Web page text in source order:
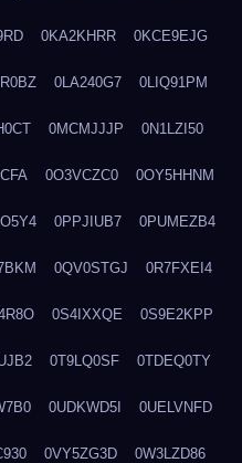
0KA2KHRR 0KCE9EJG
0LA240G7 0LIQ91PM
0MCMJJJP 0N1LZI50
0O3VCZC0 0OY5HHNM
0PPJIUB7 0PUMEZB4
0QV0STGJ 0R7FXEI4
0S4IXXQE 0S9E2KPP
0T9LQ0SF 0TDEQ0TY
0UDKWD5I 0UELVNFD
0VY5ZG3D 0W3LZD86